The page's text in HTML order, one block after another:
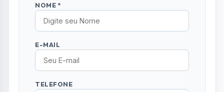
NOME *
E-MAIL
TELEFONE